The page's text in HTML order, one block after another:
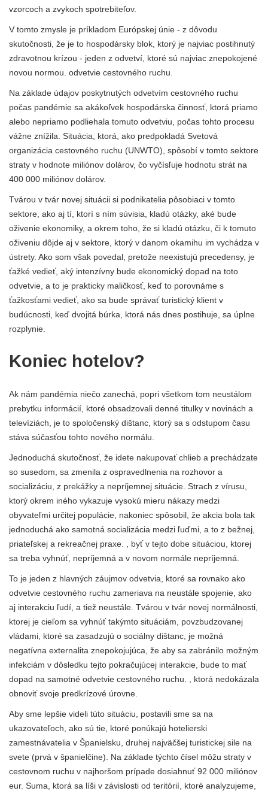
vzorcoch a zvykoch spotrebiteľov.
V tomto zmysle je príkladom Európskej únie - z dôvodu
skutočnosti, že je to hospodársky blok, ktorý je najviac postihnutý
zdravotnou krízou - jeden z odvetví, ktoré sú najviac znepokojené
novou normou. odvetvie cestovného ruchu.
Na základe údajov poskytnutých odvetvím cestovného ruchu
počas pandémie sa akákoľvek hospodárska činnosť, ktorá priamo
alebo nepriamo podliehala tomuto odvetviu, počas tohto procesu
vážne znížila. Situácia, ktorá, ako predpokladá Svetová
organizácia cestovného ruchu (UNWTO), spôsobí v tomto sektore
straty v hodnote miliónov dolárov, čo vyčísľuje hodnotu strát na
400 000 miliónov dolárov.
Tvárou v tvár novej situácii si podnikatelia pôsobiaci v tomto
sektore, ako aj tí, ktorí s ním súvisia, kladú otázky, aké bude
oživenie ekonomiky, a okrem toho, že si kladú otázku, či k tomuto
oživeniu dôjde aj v sektore, ktorý v danom okamihu im vychádza v
ústrety. Ako som však povedal, pretože neexistujú precedensy, je
ťažké vedieť, aký intenzívny bude ekonomický dopad na toto
odvetvie, a to je prakticky maličkosť, keď to porovnáme s
ťažkosťami vedieť, ako sa bude správať turistický klient v
budúcnosti, keď dvojitá búrka, ktorá nás dnes postihuje, sa úplne
rozplynie.
Koniec hotelov?
Ak nám pandémia niečo zanechá, popri všetkom tom neustálom
prebytku informácií, ktoré obsadzovali denné titulky v novinách a
televíziách, je to spoločenský dištanc, ktorý sa s odstupom času
stáva súčasťou tohto nového normálu.
Jednoduchá skutočnosť, že idete nakupovať chlieb a prechádzate
so susedom, sa zmenila z ospravedlnenia na rozhovor a
socializáciu, z prekážky a nepríjemnej situácie. Strach z vírusu,
ktorý okrem iného vykazuje vysokú mieru nákazy medzi
obyvateľmi určitej populácie, nakoniec spôsobil, že akcia bola tak
jednoduchá ako samotná socializácia medzi ľuďmi, a to z bežnej,
priateľskej a rekreačnej praxe. , byť v tejto dobe situáciou, ktorej
sa treba vyhnúť, nepríjemná a v novom normále nepríjemná.
To je jeden z hlavných záujmov odvetvia, ktoré sa rovnako ako
odvetvie cestovného ruchu zameriava na neustále spojenie, ako
aj interakciu ľudí, a tiež neustále. Tvárou v tvár novej normálnosti,
ktorej je cieľom sa vyhnúť takýmto situáciám, povzbudzovanej
vládami, ktoré sa zasadzujú o sociálny dištanc, je možná
negatívna externalita znepokojujúca, že aby sa zabránilo možným
infekciám v dôsledku tejto pokračujúcej interakcie, bude to mať
dopad na samotné odvetvie cestovného ruchu. , ktorá nedokázala
obnoviť svoje predkrízové ​​úrovne.
Aby sme lepšie videli túto situáciu, postavili sme sa na
ukazovateľoch, ako sú tie, ktoré ponúkajú hotelierski
zamestnávatelia v Španielsku, druhej najväčšej turistickej sile na
svete (prvá v španielčine). Na základe týchto čísel môžu straty v
cestovnom ruchu v najhoršom prípade dosiahnuť 92 000 miliónov
eur. Suma, ktorá sa líši v závislosti od teritórií, ktoré analyzujeme,